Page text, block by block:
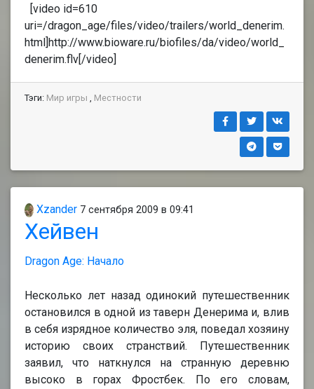
[video id=610
uri=/dragon_age/files/video/trailers/world_denerim.
html]http://www.bioware.ru/biofiles/da/video/world_
denerim.flv[/video]
Тэги: Мир игры , Местности
Xzander 7 сентября 2009 в 09:41
Хейвен
Dragon Age: Начало
Несколько лет назад одинокий путешественник
остановился в одной из таверн Денерима и, влив
в себя изрядное количество эля, поведал хозяину
историю своих странствий. Путешественник
заявил, что наткнулся на странную деревню
высоко в горах Фростбек. По его словам,